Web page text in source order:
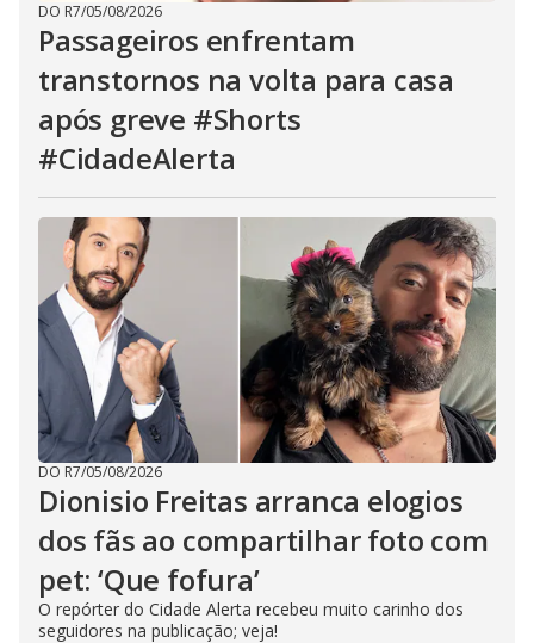
DO R7/05/08/2026
Passageiros enfrentam
transtornos na volta para casa
após greve #Shorts
#CidadeAlerta
DO R7/05/08/2026
Dionisio Freitas arranca elogios
dos fãs ao compartilhar foto com
pet: ‘Que fofura’
O repórter do Cidade Alerta recebeu muito carinho dos
seguidores na publicação; veja!